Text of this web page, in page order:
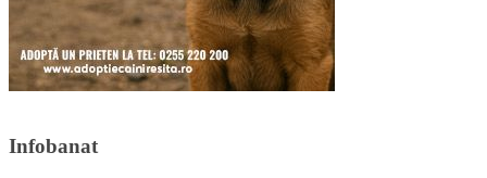
Infobanat